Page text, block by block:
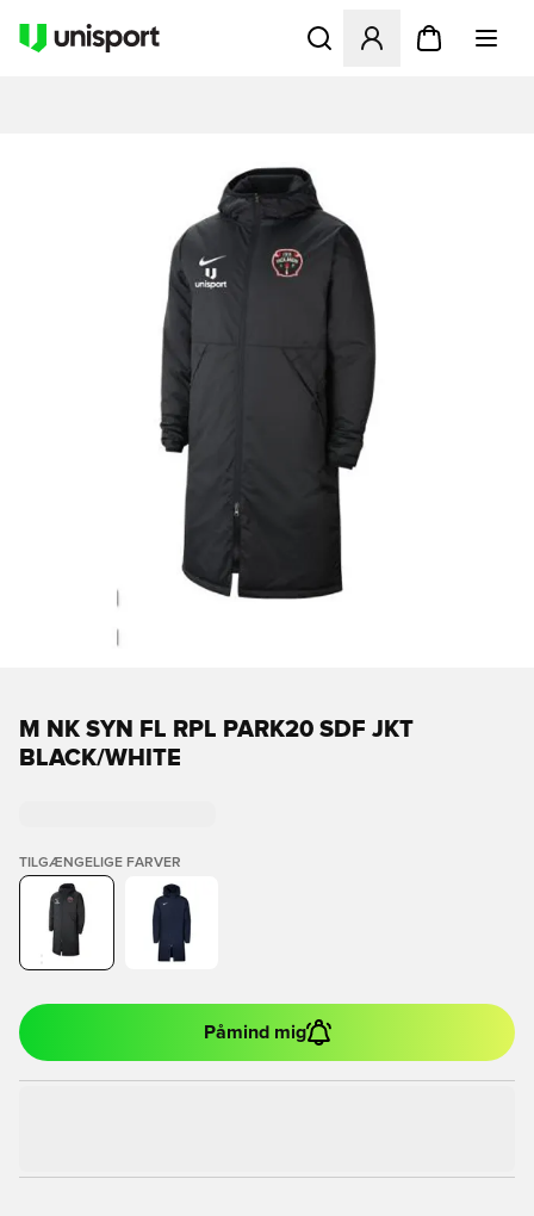
Åbner en Modal til at
M NK SYN FL RPL PARK20 SDF JKT
BLACK/WHITE
TILGÆNGELIGE FARVER
Påmind mig